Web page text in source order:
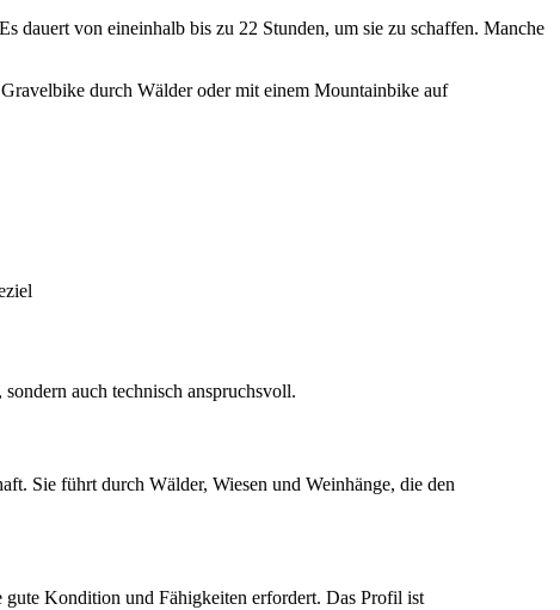
dauert von eineinhalb bis zu 22 Stunden, um sie zu schaffen. Manche
durch Wälder oder mit einem Mountainbike auf
auch technisch anspruchsvoll.
Sie führt durch Wälder, Wiesen und Weinhänge, die den
gute Kondition und Fähigkeiten erfordert. Das Profil ist